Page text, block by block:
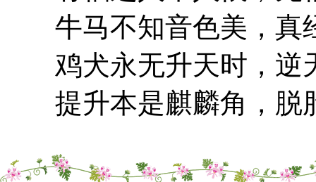
牛马不知音色美，真
鸡犬永无升天时，逆
提升本是麒麟角，脱